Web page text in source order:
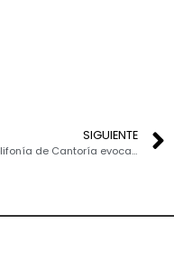
SIGUIENTE
La polifonía de Cantoría evoca las ensaladas de Mateo Flecha en Alhama de Murcia